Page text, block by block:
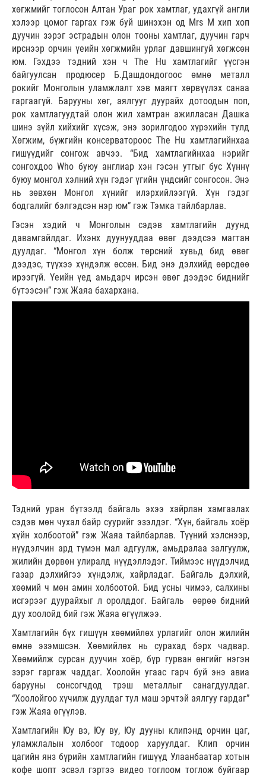
хөгжмийг тоглосон Алтан Ураг рок хамтлаг, удахгүй англи
хэлээр цомог гаргах гэж буй шинэхэн од Mrs M хип хоп
дуучин зэрэг эстрадын олон тооны хамтлаг, дуучин гарч
ирснээр орчин үеийн хөгжмийн урлаг давшингуй хөгжсөн
юм. Гэхдээ тэдний хэн ч The Hu хамтлагийг үүсгэн
байгуулсан продюсер Б.Дашдондогоос өмнө металл
рокийг Монголын уламжлалт хэв маягт хөрвүүлэх санаа
гаргаагүй. Барууны хөг, аялгууг дуурайх дотоодын поп,
рок хамтлагуудтай олон жил хамтран ажилласан Дашка
шинэ зүйл хийхийг хүсэж, энэ зорилгодоо хүрэхийн тулд
Хөгжим, бүжгийн консерватороос The Hu хамтлагийнхаа
гишүүдийг сонгож авчээ. “Бид хамтлагийнхаа нэрийг
сонгохдоо Who буюу англиар хэн гэсэн утгыг бус Хүннү
буюу монгол хэлний хүн гэдэг үгийн үндсийг сонгосон. Энэ
нь зөвхөн Монгол хүнийг илэрхийлээгүй. Хүн гэдэг
бодгалийг бэлгэдсэн нэр юм” гэж Тэмка тайлбарлав.
Гэсэн хэдий ч Монголын сэдэв хамтлагийн дуунд
давамгайлдаг. Ихэнх дуунууддаа өвөг дээдсээ магтан
дуулдаг. “Монгол хүн болж төрсний хувьд бид өвөг
дээдэс, түүхээ хүндэлж өссөн. Бид энэ дэлхийд өөрсдөө
ирээгүй. Үеийн үед амьдарч ирсэн өвөг дээдэс биднийг
бүтээсэн” гэж Жаяа бахархана.
Тэдний уран бүтээлд байгаль эхээ хайрлан хамгаалах
сэдэв мөн чухал байр суурийг эзэлдэг. “Хүн, байгаль хоёр
хүйн холбоотой” гэж Жаяа тайлбарлав. Түүний хэлснээр,
нүүдэлчин ард түмэн мал адгуулж, амьдралаа залгуулж,
жилийн дөрвөн улиралд нүүдэллэдэг. Тиймээс нүүдэлчид
газар дэлхийгээ хүндэлж, хайрладаг. Байгаль дэлхий,
хөөмий ч мөн амин холбоотой. Бид усны чимээ, салхины
исгэрээг дуурайхыг л оролддог. Байгаль өөрөө бидний
дуу хоолойд бий гэж Жаяа өгүүлжээ.
Хамтлагийн бүх гишүүн хөөмийлөх урлагийг олон жилийн
өмнө эзэмшсэн. Хөөмийлөх нь сурахад бэрх чадвар.
Хөөмийлж сурсан дуучин хоёр, бүр гурван өнгийг нэгэн
зэрэг гаргаж чаддаг. Хоолойн угаас гарч буй энэ авиа
барууны сонсогчдод трэш металлыг санагдуулдаг.
“Хоолойгоо хүчилж дуулдаг тул маш эрчтэй аялгуу гардаг”
гэж Жаяа өгүүлэв.
Хамтлагийн Юу вэ, Юу ву, Юу дууны клипэнд орчин цаг,
уламжлалын холбоог тодоор харуулдаг. Клип орчин
цагийн янз бүрийн хамтлагийн гишүүд Улаанбаатар хотын
кофе шопт эсвэл гэртээ видео тоглоом тоглож буйгаар